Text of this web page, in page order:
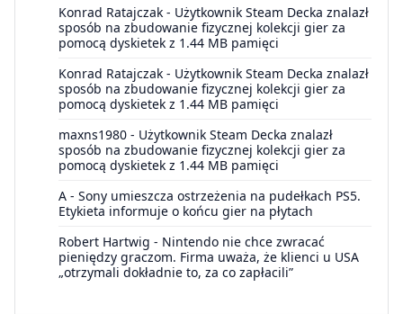
Konrad Ratajczak - Użytkownik Steam Decka znalazł
sposób na zbudowanie fizycznej kolekcji gier za
pomocą dyskietek z 1.44 MB pamięci
Konrad Ratajczak - Użytkownik Steam Decka znalazł
sposób na zbudowanie fizycznej kolekcji gier za
pomocą dyskietek z 1.44 MB pamięci
maxns1980 - Użytkownik Steam Decka znalazł
sposób na zbudowanie fizycznej kolekcji gier za
pomocą dyskietek z 1.44 MB pamięci
A - Sony umieszcza ostrzeżenia na pudełkach PS5.
Etykieta informuje o końcu gier na płytach
Robert Hartwig - Nintendo nie chce zwracać
pieniędzy graczom. Firma uważa, że klienci u USA
„otrzymali dokładnie to, za co zapłacili”